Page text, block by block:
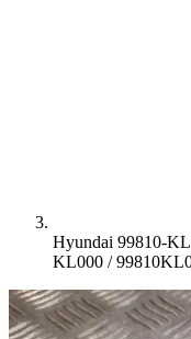
Hyundai 99810-
KL000 /